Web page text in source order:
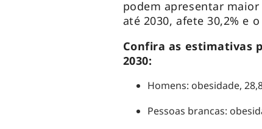
podem apresentar
até 2030, afete 30,2% e
Confira as estimativas
2030:
Homens: obesidade,
Pessoas brancas: